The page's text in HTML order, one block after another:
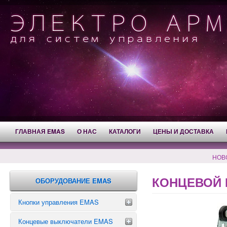
ГЛАВНАЯ EMAS О НАС КАТАЛОГИ ЦЕНЫ И ДОСТАВКА
ОБОРУДОВАНИЕ EMAS
Кнопки управления EMAS
Аварийные кнопки
Концевые выключатели EMAS
КОНЦЕВОЙ